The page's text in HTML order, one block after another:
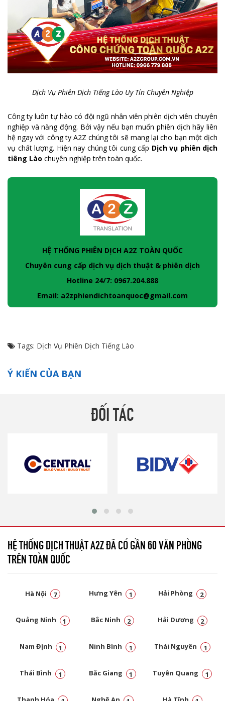
Dịch Vụ Phiên Dịch Tiếng Lào Uy Tín Chuyên Nghiệp
Công ty luôn tự hào có đội ngũ nhân viên phiên dịch viên chuyên
nghiệp và năng động. Bởi vậy nếu bạn muốn phiên dịch hãy liên
hệ ngay với công ty A2Z chúng tôi sẽ mang lại cho bạn một dịch
vụ chất lượng. Hiện nay chúng tôi cung cấp Dịch vụ phiên dịch
tiêng Lào chuyên nghiệp trên toàn quốc.
HỆ THỐNG PHIÊN DỊCH A2Z TOÀN QUỐC
Chuyên cung cấp dịch vụ dịch thuật & phiên dịch
Hotline 24/7: 0967.204.888
Email: a2zphiendichtoanquoc@gmail.com
Tags: Dịch Vụ Phiên Dịch Tiếng Lào
Ý KIẾN CỦA BẠN
ĐỐI TÁC
HỆ THỐNG DỊCH THUẬT A2Z ĐÃ CÓ GẦN 60 VĂN PHÒNG
TRÊN TOÀN QUỐC
Hà Nội 7 Hưng Yên 1 Hải Phòng 2
Quảng Ninh 1 Bắc Ninh 2 Hải Dương 2
Nam Định 1 Ninh Bình 1 Thái Nguyên 1
Thái Bình 1 Bắc Giang 1 Tuyên Quang 1